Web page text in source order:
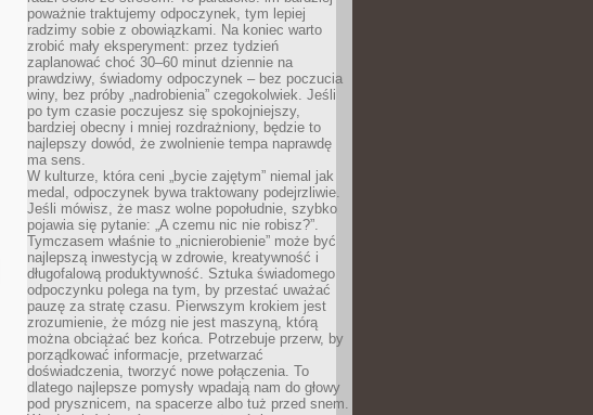
poważnie traktujemy odpoczynek, tym lepiej
radzimy sobie z obowiązkami. Na koniec warto
zrobić mały eksperyment: przez tydzień
zaplanować choć 30–60 minut dziennie na
prawdziwy, świadomy odpoczynek – bez poczucia
winy, bez próby „nadrobienia” czegokolwiek. Jeśli
po tym czasie poczujesz się spokojniejszy,
bardziej obecny i mniej rozdrażniony, będzie to
najlepszy dowód, że zwolnienie tempa naprawdę
ma sens.
W kulturze, która ceni „bycie zajętym” niemal jak
medal, odpoczynek bywa traktowany podejrzliwie.
Jeśli mówisz, że masz wolne popołudnie, szybko
pojawia się pytanie: „A czemu nic nie robisz?”.
Tymczasem właśnie to „nicnierobienie” może być
najlepszą inwestycją w zdrowie, kreatywność i
długofalową produktywność. Sztuka świadomego
odpoczynku polega na tym, by przestać uważać
pauzę za stratę czasu. Pierwszym krokiem jest
zrozumienie, że mózg nie jest maszyną, którą
można obciążać bez końca. Potrzebuje przerw, by
porządkować informacje, przetwarzać
doświadczenia, tworzyć nowe połączenia. To
dlatego najlepsze pomysły wpadają nam do głowy
pod prysznicem, na spacerze albo tuż przed snem.